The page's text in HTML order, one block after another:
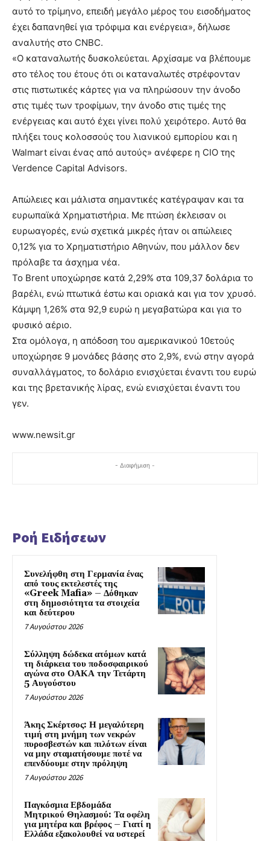
αυτό το τρίμηνο, επειδή μεγάλο μέρος του εισοδήματος
έχει δαπανηθεί για τρόφιμα και ενέργεια», δήλωσε
αναλυτής στο CNBC.
«Ο καταναλωτής δυσκολεύεται. Αρχίσαμε να βλέπουμε
στο τέλος του έτους ότι οι καταναλωτές στρέφονταν
στις πιστωτικές κάρτες για να πληρώσουν την άνοδο
στις τιμές των τροφίμων, την άνοδο στις τιμές της
ενέργειας και αυτό έχει γίνει πολύ χειρότερο. Αυτό θα
πλήξει τους κολοσσούς του λιανικού εμπορίου και η
Walmart είναι ένας από αυτούς» ανέφερε η CIO της
Verdence Capital Advisors.
Απώλειες και μάλιστα σημαντικές κατέγραψαν και τα
ευρωπαϊκά Χρηματιστήρια. Με πτώση έκλεισαν οι
ευρωαγορές, ενώ σχετικά μικρές ήταν οι απώλειες
0,12% για το Χρηματιστήριο Αθηνών, που μάλλον δεν
πρόλαβε τα άσχημα νέα.
Το Brent υποχώρησε κατά 2,29% στα 109,37 δολάρια το
βαρέλι, ενώ πτωτικά έστω και οριακά και για τον χρυσό.
Κάμψη 1,26% στα 92,9 ευρώ η μεγαβατώρα και για το
φυσικό αέριο.
Στα ομόλογα, η απόδοση του αμερικανικού 10ετούς
υποχώρησε 9 μονάδες βάσης στο 2,9%, ενώ στην αγορά
συναλλάγματος, το δολάριο ενισχύεται έναντι του ευρώ
και της βρετανικής λίρας, ενώ ενισχύεται έναντι του
γεν.
www.newsit.gr
- Διαφήμιση -
Ροή Ειδήσεων
Συνελήφθη στη Γερμανία ένας
από τους εκτελεστές της
«Greek Mafia» – Δόθηκαν
στη δημοσιότητα τα στοιχεία
και δεύτερου
7 Αυγούστου 2026
Σύλληψη δώδεκα ατόμων κατά
τη διάρκεια του ποδοσφαιρικού
αγώνα στο ΟΑΚΑ την Τετάρτη
5 Αυγούστου
7 Αυγούστου 2026
Άκης Σκέρτσος: Η μεγαλύτερη
τιμή στη μνήμη των νεκρών
πυροσβεστών και πιλότων είναι
να μην σταματήσουμε ποτέ να
επενδύουμε στην πρόληψη
7 Αυγούστου 2026
Παγκόσμια Εβδομάδα
Μητρικού Θηλασμού: Τα οφέλη
για μητέρα και βρέφος – Γιατί η
Ελλάδα εξακολουθεί να υστερεί